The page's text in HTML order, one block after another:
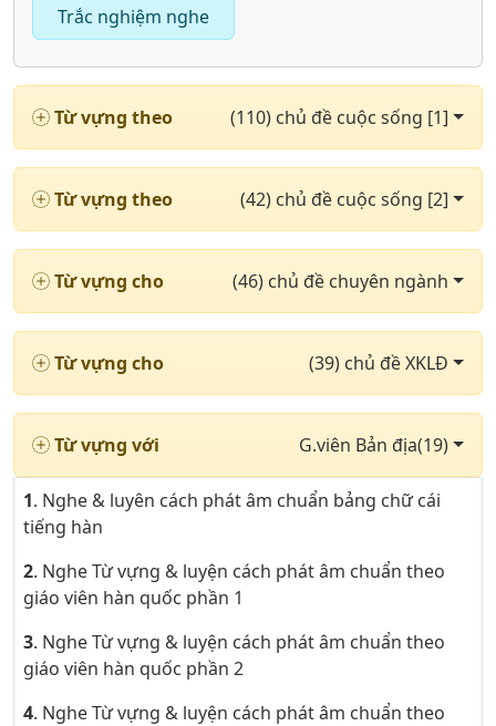
Trắc nghiệm nghe
Từ vựng theo (110) chủ đề cuộc sống [1]
Từ vựng theo (42) chủ đề cuộc sống [2]
Từ vựng cho (46) chủ đề chuyên ngành
Từ vựng cho (39) chủ đề XKLĐ
Từ vựng với G.viên Bản địa(19)
1. Nghe & luyên cách phát âm chuẩn bảng chữ cái
tiếng hàn
2. Nghe Từ vựng & luyện cách phát âm chuẩn theo
giáo viên hàn quốc phần 1
3. Nghe Từ vựng & luyện cách phát âm chuẩn theo
giáo viên hàn quốc phần 2
4. Nghe Từ vựng & luyện cách phát âm chuẩn theo